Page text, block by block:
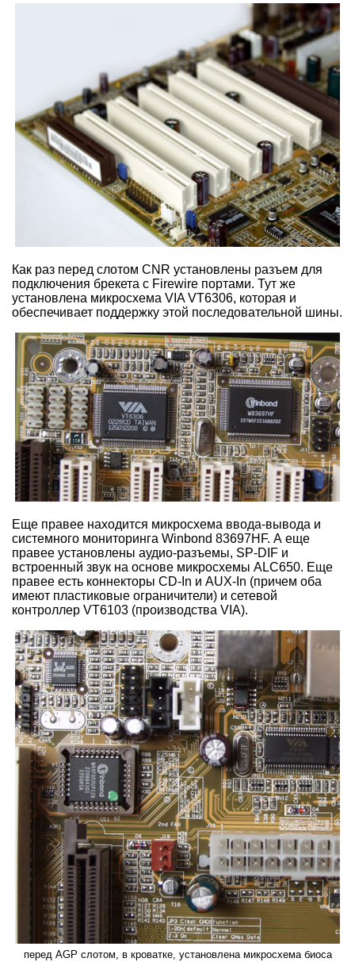
Как раз перед слотом CNR установлены разъем для
подключения брекета с Firewire портами. Тут же
установлена микросхема VIA VT6306, которая и
обеспечивает поддержку этой последовательной шины.
Еще правее находится микросхема ввода-вывода и
системного мониторинга Winbond 83697HF. А еще
правее установлены аудио-разъемы, SP-DIF и
встроенный звук на основе микросхемы ALC650. Еще
правее есть коннекторы CD-In и AUX-In (причем оба
имеют пластиковые ограничители) и сетевой
контроллер VT6103 (производства VIA).
перед AGP слотом, в кроватке, установлена микросхема биоса